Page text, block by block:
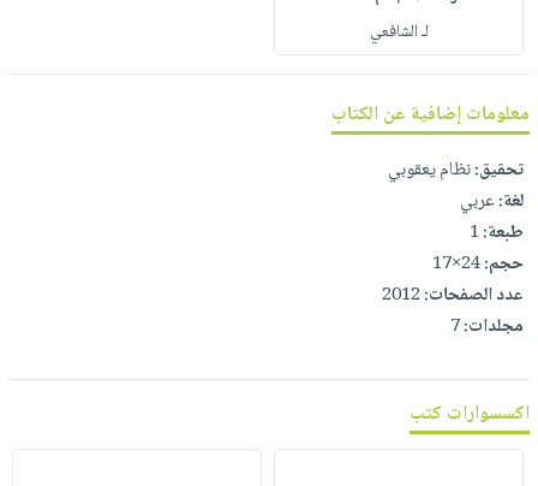
صابون
أطفال
فيديوهات
أسئلة
طرحها
خدمات
نيل
وفرات
انشر
كتابك
تواصل
التسوق
نشرة
الإصدارات
لـ الشافعي
معلومات إضافية عن الكتاب
تحقيق:نظام يعقوبي
لغة:عربي
طبعة:1
حجم:24×17
عدد الصفحات:2012
مجلدات:7
اكسسوارات كتب